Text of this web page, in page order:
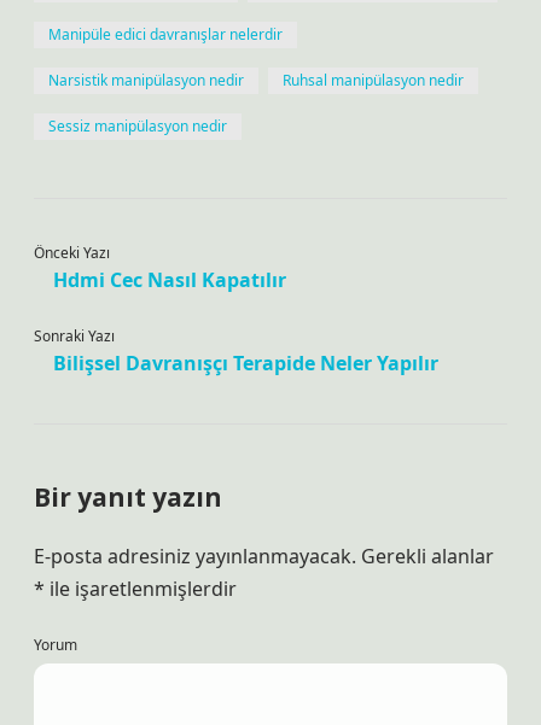
Manipüle edici davranışlar nelerdir
Narsistik manipülasyon nedir Ruhsal manipülasyon nedir
Sessiz manipülasyon nedir
Önceki Yazı
Hdmi Cec Nasıl Kapatılır
Sonraki Yazı
Bilişsel Davranışçı Terapide Neler Yapılır
Bir yanıt yazın
E-posta adresiniz yayınlanmayacak. Gerekli alanlar
* ile işaretlenmişlerdir
Yorum